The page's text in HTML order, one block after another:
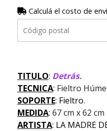
Calculá el costo de
TITULO: Detrás.
TECNICA: Fieltro
SOPORTE: Fieltro.
MEDIDA: 67 cm x 62 cm
ARTISTA: LA MADRE